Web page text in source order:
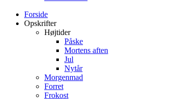
Forside
Opskrifter
Højtider
Påske
Mortens aften
Jul
Nytår
Morgenmad
Forret
Frokost